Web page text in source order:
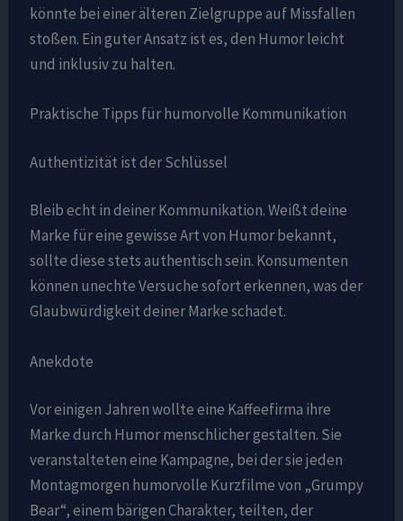
könnte bei einer älteren Zielgruppe auf Missfallen
stoßen. Ein guter Ansatz ist es, den Humor leicht
und inklusiv zu halten.
Praktische Tipps für humorvolle Kommunikation
Authentizität ist der Schlüssel
Bleib echt in deiner Kommunikation. Weißt deine
Marke für eine gewisse Art von Humor bekannt,
sollte diese stets authentisch sein. Konsumenten
können unechte Versuche sofort erkennen, was der
Glaubwürdigkeit deiner Marke schadet.
Anekdote
Vor einigen Jahren wollte eine Kaffeefirma ihre
Marke durch Humor menschlicher gestalten. Sie
veranstalteten eine Kampagne, bei der sie jeden
Montagmorgen humorvolle Kurzfilme von „Grumpy
Bear“, einem bärigen Charakter, teilten, der